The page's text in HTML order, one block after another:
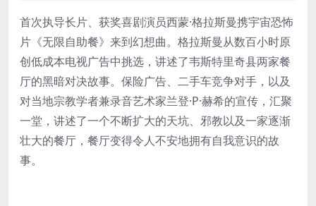
首次执导长片、获奖喜剧演员西蒙·格拉斯曼携宇宙恐怖
片《无限自助餐》来到幻想曲。格拉斯曼从数百小时原
创低成本电视广告中挑选，讲述了韦斯特里奇县两家餐
厅的黑暗对决故事。保险广告、二手车竞争对手，以及
对当地宗教学者兼录音艺术家兰登·P·赫希的宣传，汇聚
一堂，讲述了一个不断扩大的天坑、邪教以及一家逐渐
壮大的餐厅，餐厅变得令人不安地拥有自我意识的故
事。